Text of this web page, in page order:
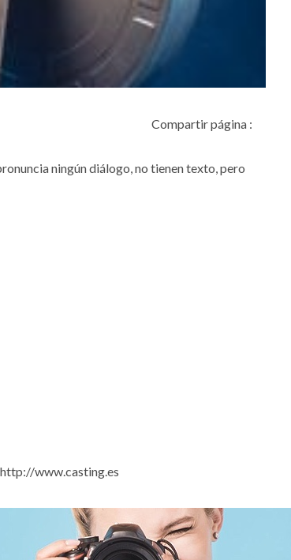
Compartir página :
ningún diálogo, no tienen texto, pero
www.casting.es